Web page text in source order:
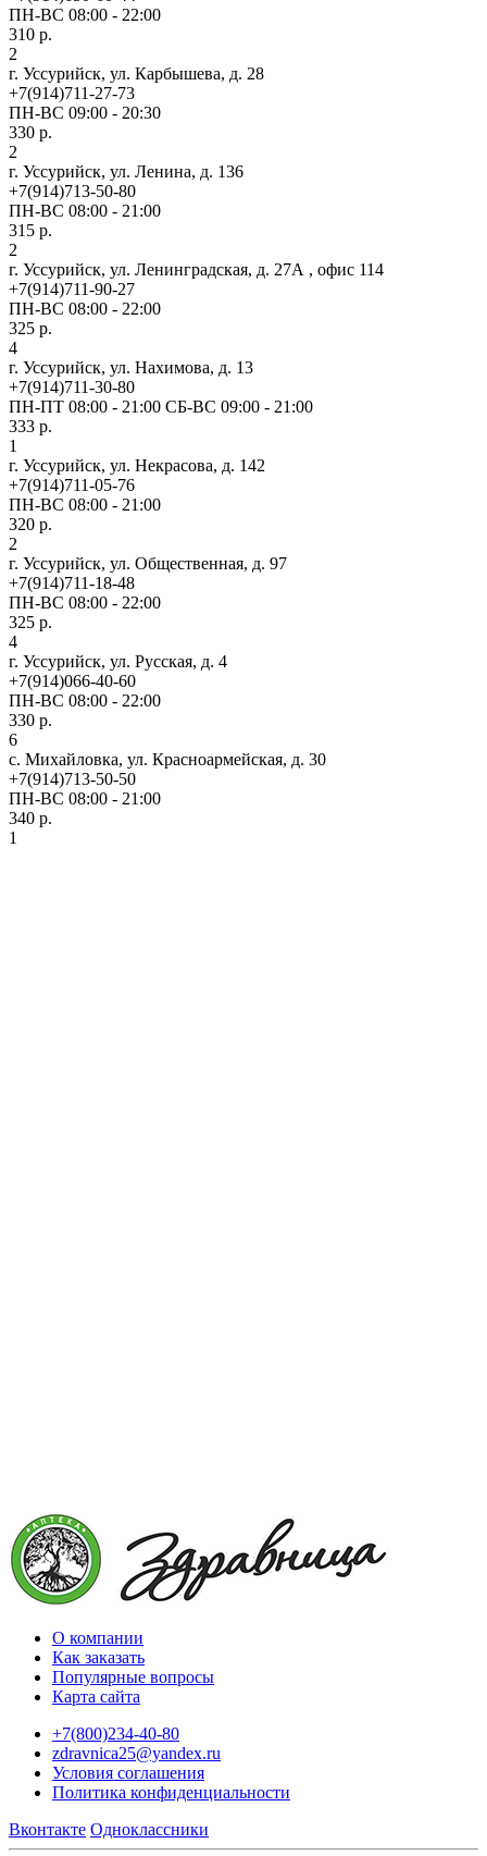
ПН-ВС 08:00 - 22:00
310 р.
2
г. Уссурийск, ул. Карбышева, д. 28
+7(914)711-27-73
ПН-ВС 09:00 - 20:30
330 р.
2
г. Уссурийск, ул. Ленина, д. 136
+7(914)713-50-80
ПН-ВС 08:00 - 21:00
315 р.
2
г. Уссурийск, ул. Ленинградская, д. 27А , офис 114
+7(914)711-90-27
ПН-ВС 08:00 - 22:00
325 р.
4
г. Уссурийск, ул. Нахимова, д. 13
+7(914)711-30-80
ПН-ПТ 08:00 - 21:00 СБ-ВС 09:00 - 21:00
333 р.
1
г. Уссурийск, ул. Некрасова, д. 142
+7(914)711-05-76
ПН-ВС 08:00 - 21:00
320 р.
2
г. Уссурийск, ул. Общественная, д. 97
+7(914)711-18-48
ПН-ВС 08:00 - 22:00
325 р.
4
г. Уссурийск, ул. Русская, д. 4
+7(914)066-40-60
ПН-ВС 08:00 - 22:00
330 р.
6
с. Михайловка, ул. Красноармейская, д. 30
+7(914)713-50-50
ПН-ВС 08:00 - 21:00
340 р.
1
О компании
Как заказать
Популярные вопросы
Карта сайта
+7(800)234-40-80
zdravnica25@yandex.ru
Условия соглашения
Политика конфиденциальности
Вконтакте Одноклассники